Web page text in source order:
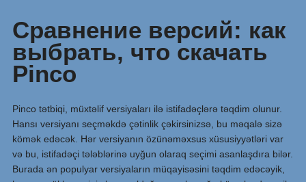
Сравнение версий: как
выбрать, что скачать
Pinco
Pinco tətbiqi, müxtəlif versiyaları ilə istifadəçlərə təqdim olunur.
Hansı versiyanı seçməkdə çətinlik çəkirsinizsə, bu məqalə sizə
kömək edəcək. Hər versiyanın özünəməxsus xüsusiyyətləri var
və bu, istifadəçi tələblərinə uyğun olaraq seçimi asanlaşdıra bilər.
Burada ən populyar versiyaların müqayisəsini təqdim edəcəyik,